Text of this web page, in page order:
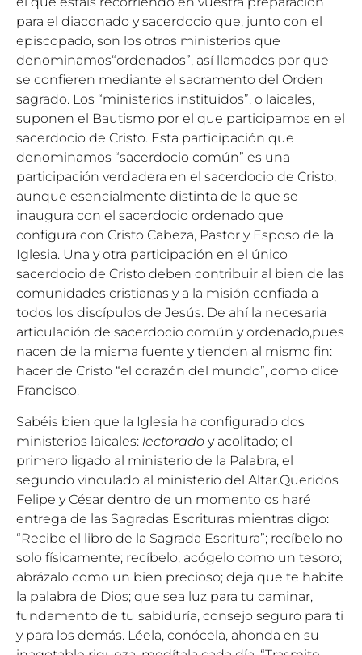
para el diaconado y sacerdocio que, junto con el
episcopado, son los otros ministerios que
denominamos“ordenados”, así llamados por que
se confieren mediante el sacramento del Orden
sagrado. Los “ministerios instituidos”, o laicales,
suponen el Bautismo por el que participamos en el
sacerdocio de Cristo. Esta participación que
denominamos “sacerdocio común” es una
participación verdadera en el sacerdocio de Cristo,
aunque esencialmente distinta de la que se
inaugura con el sacerdocio ordenado que
configura con Cristo Cabeza, Pastor y Esposo de la
Iglesia. Una y otra participación en el único
sacerdocio de Cristo deben contribuir al bien de las
comunidades cristianas y a la misión confiada a
todos los discípulos de Jesús. De ahí la necesaria
articulación de sacerdocio común y ordenado,pues
nacen de la misma fuente y tienden al mismo fin:
hacer de Cristo “el corazón del mundo”, como dice
Francisco.
Sabéis bien que la Iglesia ha configurado dos
ministerios laicales: lectorado y acolitado; el
primero ligado al ministerio de la Palabra, el
segundo vinculado al ministerio del Altar.Queridos
Felipe y César dentro de un momento os haré
entrega de las Sagradas Escrituras mientras digo:
“Recibe el libro de la Sagrada Escritura”; recíbelo no
solo físicamente; recíbelo, acógelo como un tesoro;
abrázalo como un bien precioso; deja que te habite
la palabra de Dios; que sea luz para tu caminar,
fundamento de tu sabiduría, consejo seguro para ti
y para los demás. Léela, conócela, ahonda en su